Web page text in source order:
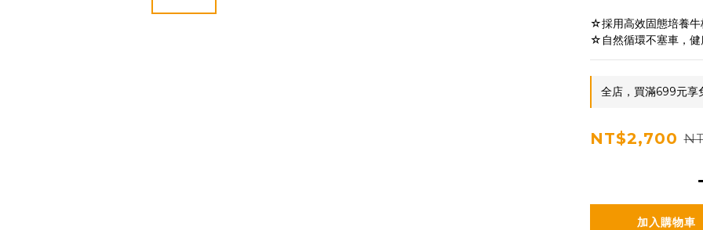
☆採用高效固態培養牛
☆自然循環不塞車，健
全店，買滿699元享
NT$2,700
加入購物車